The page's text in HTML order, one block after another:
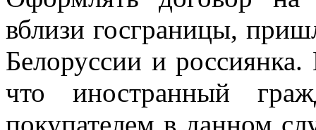
вблизи госграницы,
Белоруссии и
что иностранный